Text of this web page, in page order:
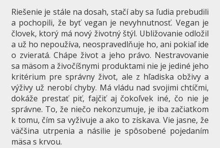
Riešenie je stále na dosah, stačí aby sa ľudia prebudili
a pochopili, že byť vegan je nevyhnutnosť. Vegan je
človek, ktorý má nový životný štýl. Ubližovanie odložil
a už ho nepoužíva, neospravedlňuje ho, ani pokiaľ ide
o zvieratá. Chápe život a jeho právo. Nestravovanie
sa mäsom a živočíšnymi produktami nie je jediné jeho
kritérium pre správny život, ale z hľadiska obživy a
výživy už nerobí chyby. Má vládu nad svojimi chtíčmi,
dokáže prestať piť, fajčiť aj čokoľvek iné, čo nie je
správne. To, že niečo nekonzumuje, je iba začiatkom
k tomu, čím sa vyživuje a ako to získava. Vie jasne, že
väčšina utrpenia a násilie je spôsobené pojedaním
mäsa s krvou.